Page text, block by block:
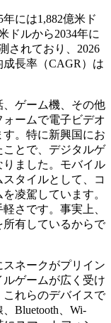
には1,882億米ド
ドルから2034年に
されており、2026
長率（CAGR）は
ゲーム機、その他
ームで電子ビデオ
。特に新興国にお
とで、デジタルゲ
ました。モバイル
タイルとして、コ
凌駕しています。
さです。事実上、
有しているからで
ネークがプリイン
ゲームが広く受け
これらのデバイスで
Bluetooth、Wi-